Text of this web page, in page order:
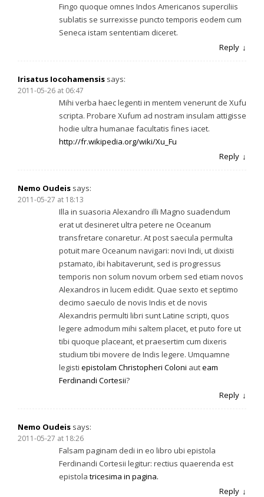
Fingo quoque omnes Indos Americanos superciliis
sublatis se surrexisse puncto temporis eodem cum
Seneca istam sententiam diceret.
Reply
Irisatus Iocohamensis says:
2011-05-26 at 06:47
Mihi verba haec legenti in mentem venerunt de Xufu
scripta. Probare Xufum ad nostram insulam attigisse
hodie ultra humanae facultatis fines iacet.
http://fr.wikipedia.org/wiki/Xu_Fu
Reply
Nemo Oudeis says:
2011-05-27 at 18:13
Illa in suasoria Alexandro illi Magno suadendum
erat ut desineret ultra petere ne Oceanum
transfretare conaretur. At post saecula permulta
potuit mare Oceanum navigari: novi Indi, ut dixisti
pstamato, ibi habitaverunt, sed is progressus
temporis non solum novum orbem sed etiam novos
Alexandros in lucem edidit. Quae sexto et septimo
decimo saeculo de novis Indis et de novis
Alexandris permulti libri sunt Latine scripti, quos
legere admodum mihi saltem placet, et puto fore ut
tibi quoque placeant, et praesertim cum dixeris
studium tibi movere de Indis legere. Umquamne
legisti epistolam Christopheri Coloni auteam
Ferdinandi Cortesii?
Reply
Nemo Oudeis says:
2011-05-27 at 18:26
Falsam paginam dedi in eo libro ubi epistola
Ferdinandi Cortesii legitur: rectius quaerenda est
epistola tricesima in pagina.
Reply